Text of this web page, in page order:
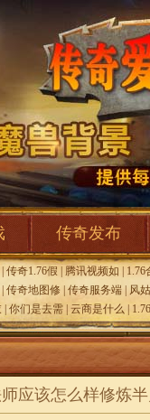
传奇发布
传奇1.76假 腾讯视频如
1.76
传奇地图修 传奇服务端
风
你们是去需 云商是什么
应该怎么样修炼